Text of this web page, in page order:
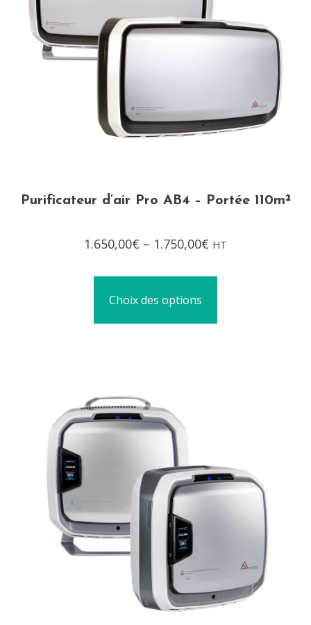
Purificateur d’air Pro AB4 – Portée 110m²
0
1.650,00€ – 1.750,00€ HT
Choix des options